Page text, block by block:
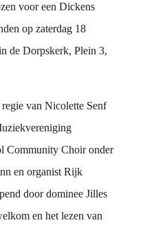
voor een Dickens
op zaterdag 18
de Dorpskerk, Plein 3,
van Nicolette Senf
Community Choir onder
en organist Rijk
door dominee Jilles
en het lezen van